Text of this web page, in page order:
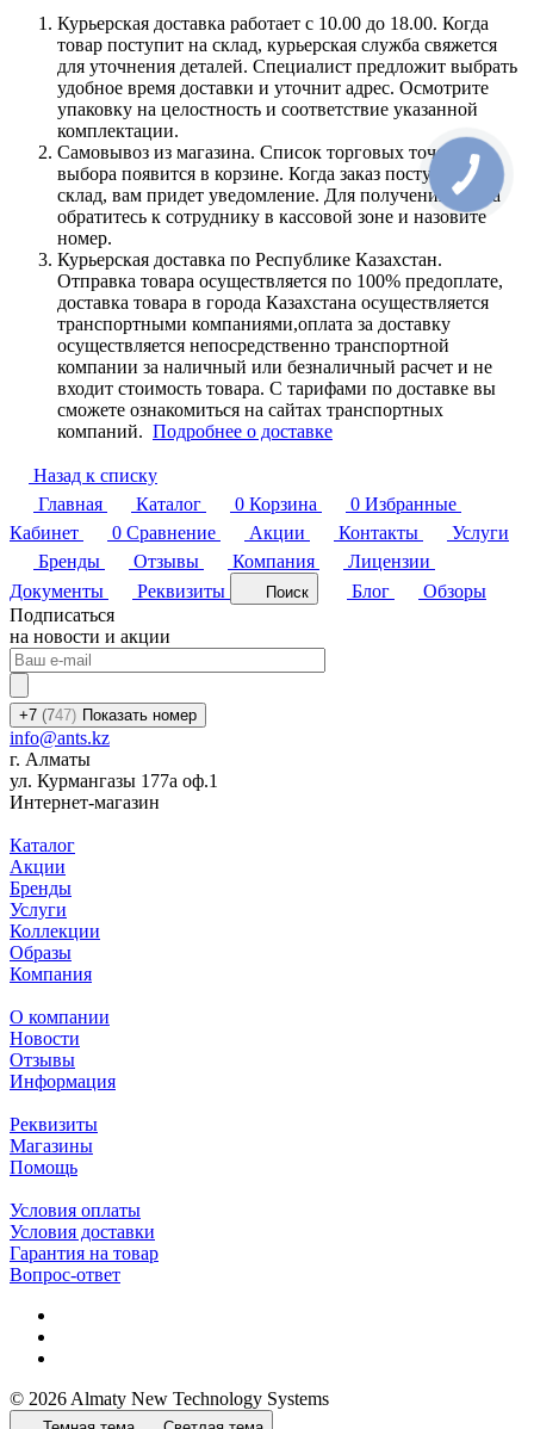
Курьерская доставка работает с 10.00 до 18.00. Когда
товар поступит на склад, курьерская служба свяжется
для уточнения деталей. Специалист предложит выбрать
удобное время доставки и уточнит адрес. Осмотрите
упаковку на целостность и соответствие указанной
комплектации.
Самовывоз из магазина. Список торговых точек для
выбора появится в корзине. Когда заказ поступит на
склад, вам придет уведомление. Для получения заказа
обратитесь к сотруднику в кассовой зоне и назовите
номер.
Курьерская доставка по Республике Казахстан.
Отправка товара осуществляется по 100% предоплате,
доставка товара в города Казахстана осуществляется
транспортными компаниями,оплата за доставку
осуществляется непосредственно транспортной
компании за наличный или безналичный расчет и не
входит стоимость товара. С тарифами по доставке вы
сможете ознакомиться на сайтах транспортных
компаний. Подробнее о доставке
Назад к списку
Главная
Каталог 0 Корзина 0 Избранные
Кабинет
0 Сравнение Акции Контакты
Услуги
Бренды
Отзывы Компания
Лицензии
Документы
Реквизиты Поиск Блог
Обзоры
Подписаться
на новости и акции
+7 (747) Показать номер
info@ants.kz
г. Алматы
ул. Курмангазы 177а оф.1
Интернет-магазин
Каталог
Акции
Бренды
Услуги
Коллекции
Образы
Компания
О компании
Новости
Отзывы
Информация
Реквизиты
Магазины
Помощь
Условия оплаты
Условия доставки
Гарантия на товар
Вопрос-ответ
© 2026 Almaty New Technology Systems